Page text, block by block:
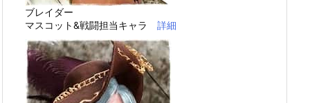
ブレイダー
マスコット&戦闘担当キャラ 詳細